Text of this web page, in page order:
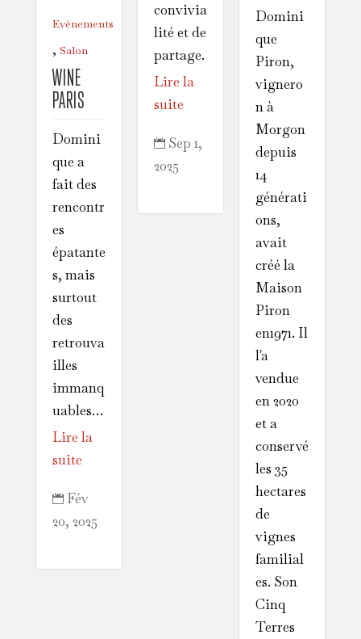
convivia
lité et de
partage.
Lire la
suite
 Sep 1,
2025
Domini
que
Piron,
vignero
n à
Morgon
depuis
14
générati
ons,
avait
créé la
Maison
Piron
en1971. Il
l'a
vendue
en 2020
et a
conservé
les 35
hectares
de
vignes
familial
es. Son
Cinq
Terres
Evènements
, Salon
WINE
PARIS
Domini
que a
fait des
rencontr
es
épatante
s, mais
surtout
des
retrouva
illes
immanq
uables…
Lire la
suite
 Fév
20, 2025